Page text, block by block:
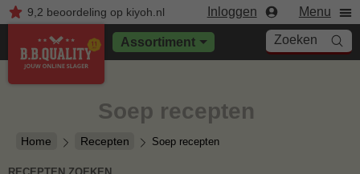
9,2 beoordelingop kiyoh.nl Inloggen Menu
Assortiment Zoeken
Home Recepten Soep recepten
Soep recepten